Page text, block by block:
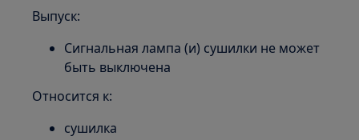
Выпуск:
Сигнальная лампа (и) сушилки не может
быть выключена
Относится к:
сушилка